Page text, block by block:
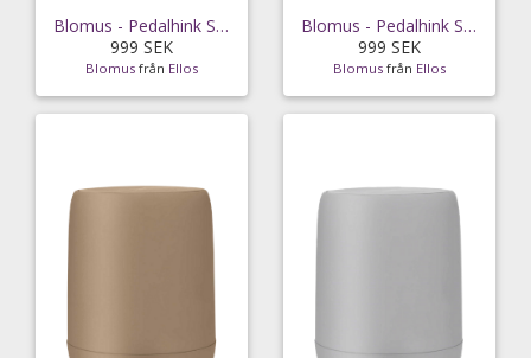
Blomus - Pedalhink Sono 5L - Grå
999 SEK
Blomus från Ellos
Blomus - Pedalhink Sono 5L - Vit
999 SEK
Blomus från Ellos